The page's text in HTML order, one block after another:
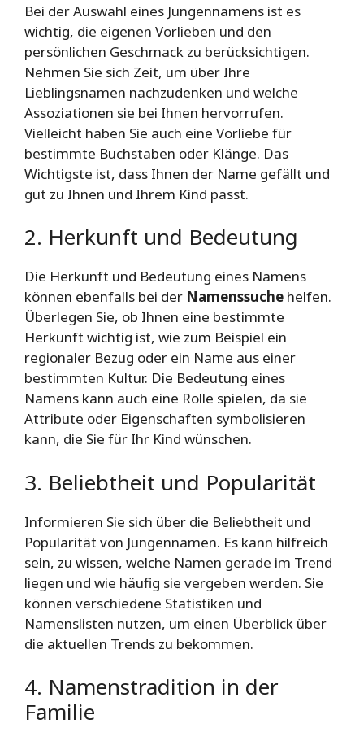
Bei der Auswahl eines Jungennamens ist es
wichtig, die eigenen Vorlieben und den
persönlichen Geschmack zu berücksichtigen.
Nehmen Sie sich Zeit, um über Ihre
Lieblingsnamen nachzudenken und welche
Assoziationen sie bei Ihnen hervorrufen.
Vielleicht haben Sie auch eine Vorliebe für
bestimmte Buchstaben oder Klänge. Das
Wichtigste ist, dass Ihnen der Name gefällt und
gut zu Ihnen und Ihrem Kind passt.
2. Herkunft und Bedeutung
Die Herkunft und Bedeutung eines Namens
können ebenfalls bei der Namenssuche helfen.
Überlegen Sie, ob Ihnen eine bestimmte
Herkunft wichtig ist, wie zum Beispiel ein
regionaler Bezug oder ein Name aus einer
bestimmten Kultur. Die Bedeutung eines
Namens kann auch eine Rolle spielen, da sie
Attribute oder Eigenschaften symbolisieren
kann, die Sie für Ihr Kind wünschen.
3. Beliebtheit und Popularität
Informieren Sie sich über die Beliebtheit und
Popularität von Jungennamen. Es kann hilfreich
sein, zu wissen, welche Namen gerade im Trend
liegen und wie häufig sie vergeben werden. Sie
können verschiedene Statistiken und
Namenslisten nutzen, um einen Überblick über
die aktuellen Trends zu bekommen.
4. Namenstradition in der
Familie